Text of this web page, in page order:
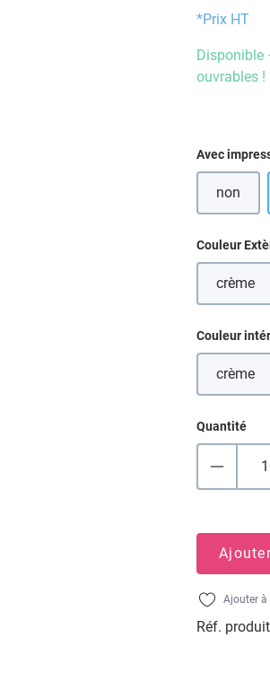
*Prix HT
Disponible
ouvrables !
Avec
non
Couleur
crème
(Cette
Couleur
crème
(Cette
Quantité
Ajouter à
Réf.